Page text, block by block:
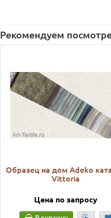
Рекомендуем
Образец на дом Adeko
Vittoria
Цена по запросу